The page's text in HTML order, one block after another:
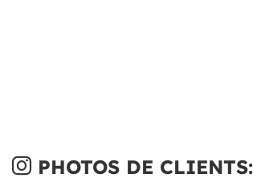
PHOTOS DE CLIENTS: